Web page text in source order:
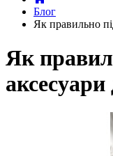
Блог
Як правильно
Як